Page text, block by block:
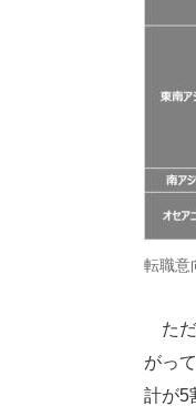
転職意
ただ
がっ
計が5